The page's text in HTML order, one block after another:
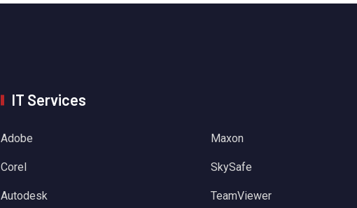
IT Services
Adobe
Corel
Autodesk
Maxon
SkySafe
TeamViewer